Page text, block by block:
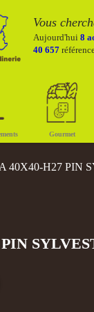
Vous
Aujourd'hui 8
40 657
Gourmet
40X40-H27 PIN
le lien